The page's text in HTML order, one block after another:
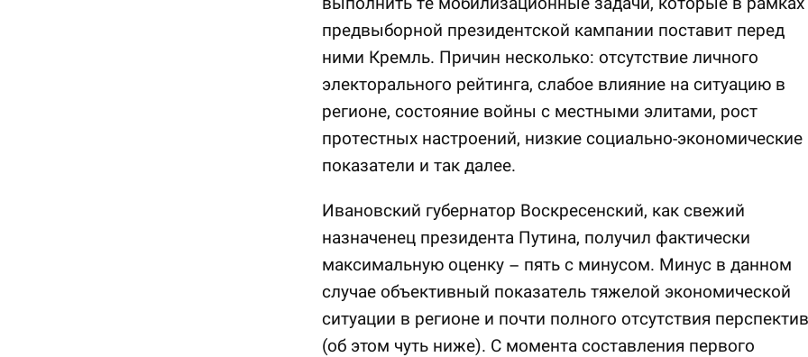
предвыборной президентской кампании поставит перед
ними Кремль. Причин несколько: отсутствие личного
электорального рейтинга, слабое влияние на ситуацию в
регионе, состояние войны с местными элитами, рост
протестных настроений, низкие социально-экономические
показатели и так далее.
Ивановский губернатор Воскресенский, как свежий
назначенец президента Путина, получил фактически
максимальную оценку – пять с минусом. Минус в данном
случае объективный показатель тяжелой экономической
ситуации в регионе и почти полного отсутствия перспектив
(об этом чуть ниже). С момента составления первого